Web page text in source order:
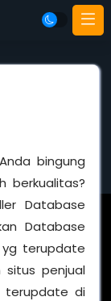
bingung
berkualitas?
Database
Database
yg terupdate
situs penjual
terupdate di